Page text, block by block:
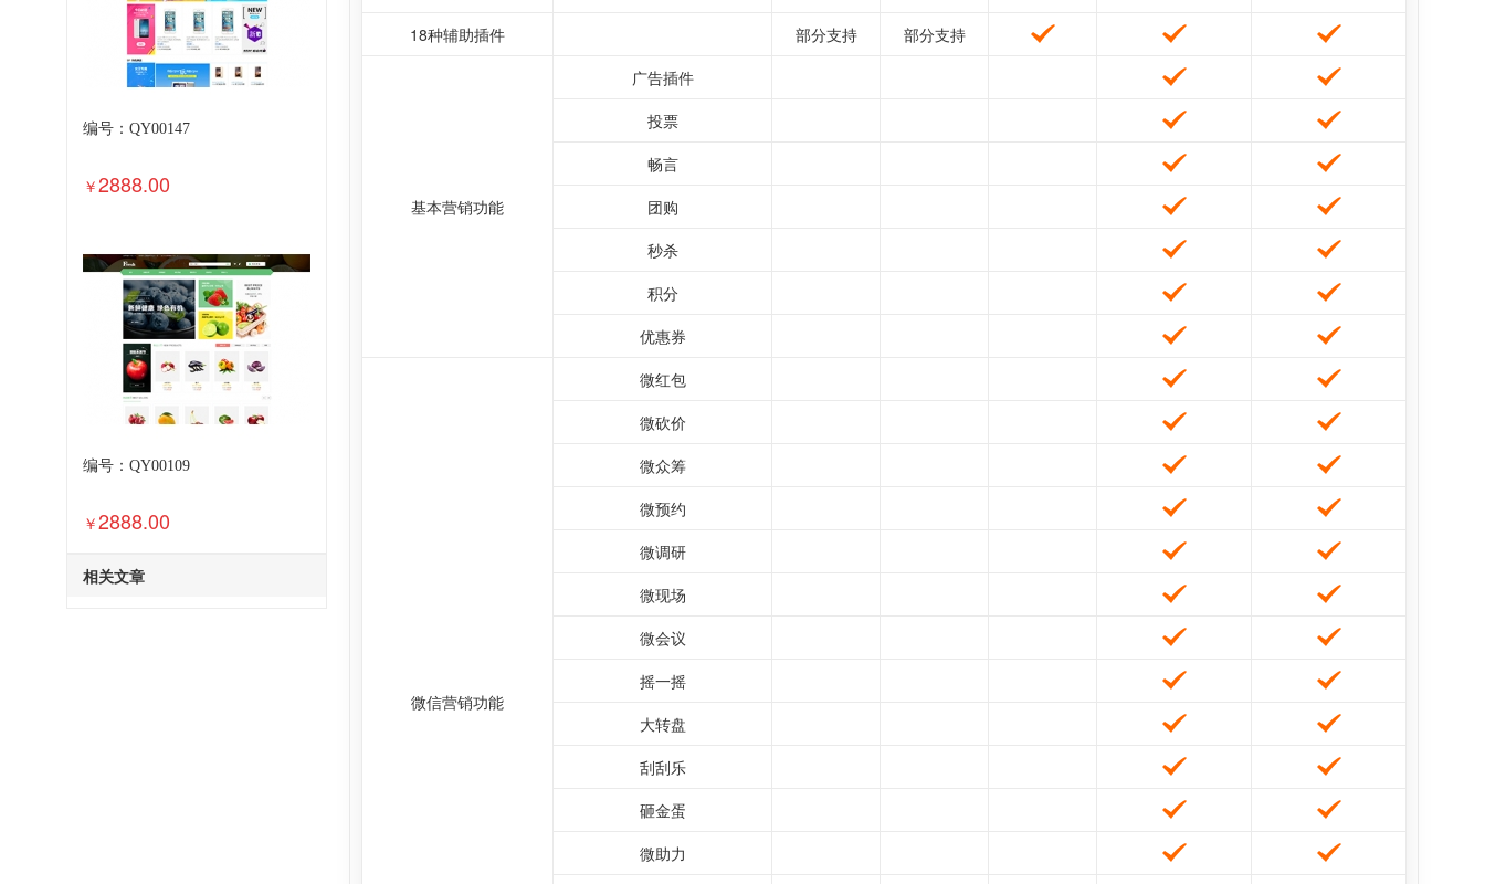
编号：QY00147
￥2888.00
编号：QY00109
￥2888.00
相关文章
18种辅助插件
部分支持 部分支持
基本营销功能
广告插件
投票
畅言
团购
秒杀
积分
优惠券
微信营销功能
微红包
微砍价
微众筹
微预约
微调研
微现场
微会议
摇一摇
大转盘
刮刮乐
砸金蛋
微助力